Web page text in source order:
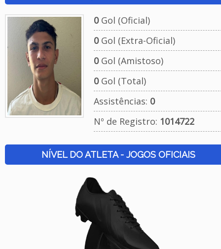
0Gol (Oficial)
0Gol (Extra-Oficial)
0Gol (Amistoso)
0Gol (Total)
Assistências: 0
Nº de Registro: 1014722
NÍVEL DO ATLETA - JOGOS OFICIAIS